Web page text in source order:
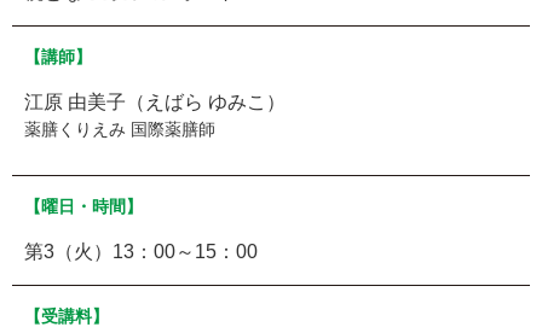
【講師】
江原 由美子（えばら ゆみこ）
薬膳くりえみ 国際薬膳師
【曜日・時間】
第3（火）13：00～15：00
【受講料】